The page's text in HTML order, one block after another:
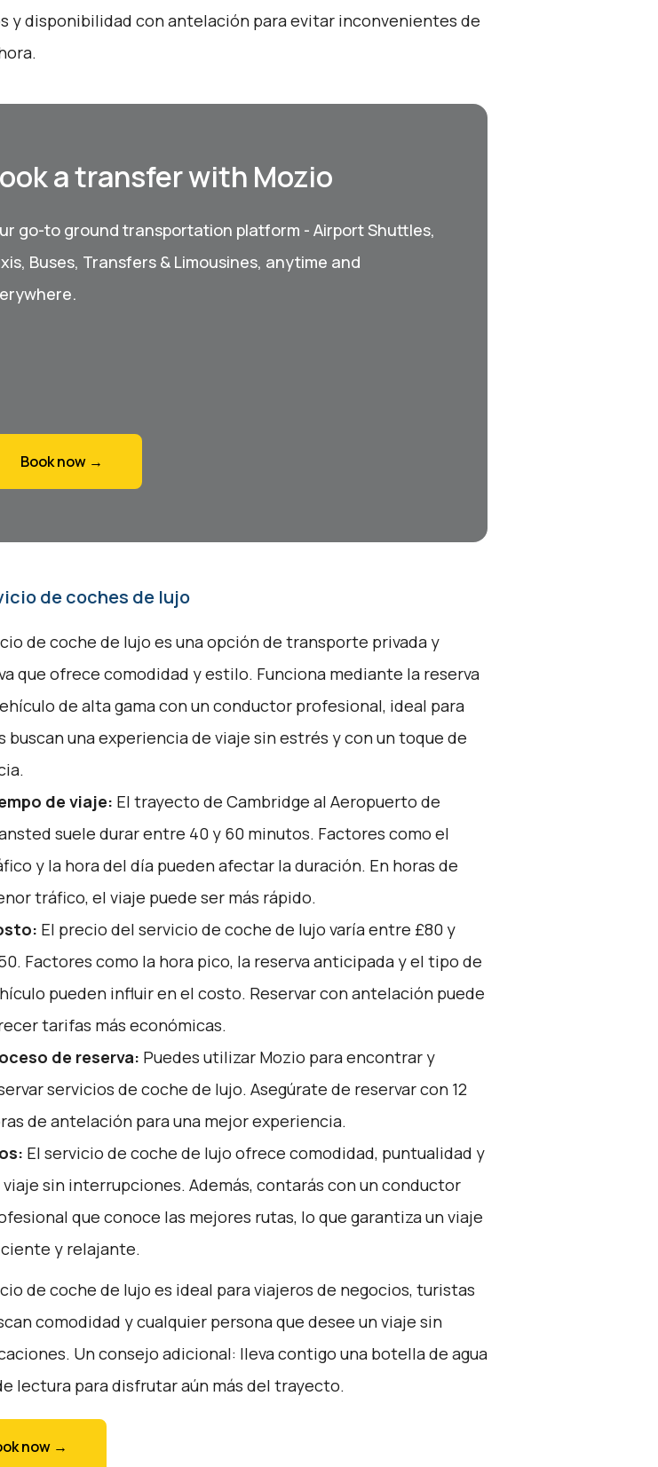
y disponibilidad con antelación para evitar inconvenientes de
a transfer with Mozio
go-to ground transportation platform - Airport Shuttles,
Buses, Transfers & Limousines, anytime and
Book now →
de coches de lujo
de coche de lujo es una opción de transporte privada y
que ofrece comodidad y estilo. Funciona mediante la reserva
de alta gama con un conductor profesional, ideal para
buscan una experiencia de viaje sin estrés y con un toque de
de viaje: El trayecto de Cambridge al Aeropuerto de
suele durar entre 40 y 60 minutos. Factores como el
y la hora del día pueden afectar la duración. En horas de
tráfico, el viaje puede ser más rápido.
El precio del servicio de coche de lujo varía entre £80 y
Factores como la hora pico, la reserva anticipada y el tipo de
pueden influir en el costo. Reservar con antelación puede
tarifas más económicas.
de reserva: Puedes utilizar Mozio para encontrar y
servicios de coche de lujo. Asegúrate de reservar con 12
de antelación para una mejor experiencia.
El servicio de coche de lujo ofrece comodidad, puntualidad y
viaje sin interrupciones. Además, contarás con un conductor
que conoce las mejores rutas, lo que garantiza un viaje
y relajante.
de coche de lujo es ideal para viajeros de negocios, turistas
comodidad y cualquier persona que desee un viaje sin
Un consejo adicional: lleva contigo una botella de agua
lectura para disfrutar aún más del trayecto.
now →